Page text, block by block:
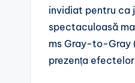
invidiat pentru ca
spectaculoasă
ms Gray-to-Gray
prezența